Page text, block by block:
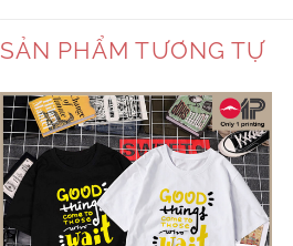
SẢN PHẨM TƯƠNG TỰ